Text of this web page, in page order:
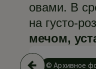
овами. В
на густо-
мечом,
© Архивное